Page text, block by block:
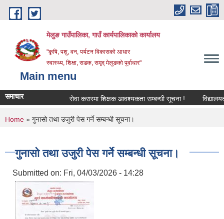
Skip to main content
मेलुङ गाउँपालिका, गाउँ कार्यपालिकाको कार्यालय
"कृषि, पशु, वन, पर्यटन विकासको आधार
स्वास्थ्य, शिक्षा, सडक, समृद् मेलुङको पूर्वाधार"
Main menu
समाचार सेवा करारमा शिक्षक आवश्‍यकता सम्बन्धी सूचना !
You are here
Home » गुनासो तथा उजुरी पेस गर्ने सम्बन्धी सूचना।
गुनासो तथा उजुरी पेस गर्ने सम्बन्धी सूचना।
Submitted on: Fri, 04/03/2026 - 14:28